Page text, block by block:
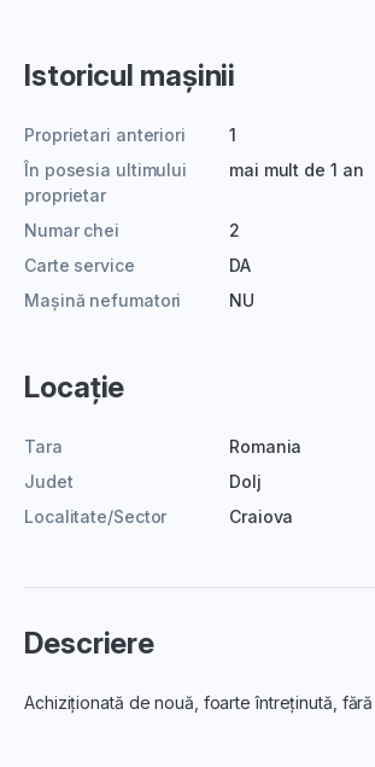
Istoricul mașinii
Proprietari anteriori
1
În posesia ultimului
proprietar
mai mult de 1 an
Numar chei
2
Carte service
DA
Mașină nefumatori
NU
Locație
Tara
Romania
Judet
Dolj
Localitate/Sector
Craiova
Descriere
Achiziționată de nouă, foarte întreținută,